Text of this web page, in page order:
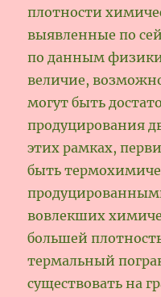
плотности
выявленные по
по данным
величие,
могут быть
продуцирования
этих рамках,
быть
вовлекших
большей
термальный
существовать на